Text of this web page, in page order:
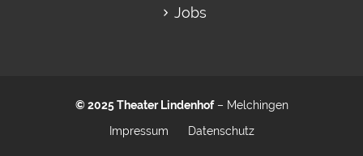
Jobs
© 2025Theater Lindenhof– Melchingen
Impressum
Datenschutz